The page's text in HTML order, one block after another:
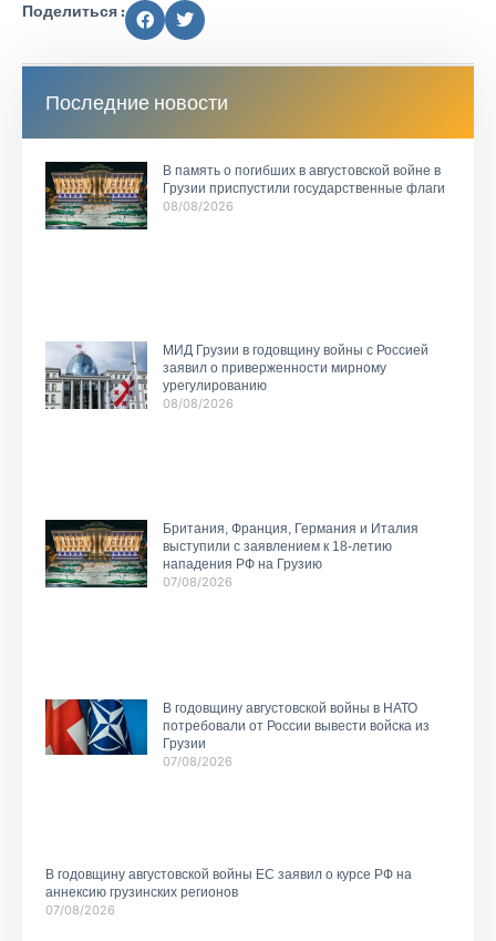
Поделиться :
Последние новости
В память о погибших в августовской войне в
Грузии приспустили государственные флаги
08/08/2026
МИД Грузии в годовщину войны с Россией
заявил о приверженности мирному
урегулированию
08/08/2026
Британия, Франция, Германия и Италия
выступили с заявлением к 18-летию
нападения РФ на Грузию
07/08/2026
В годовщину августовской войны в НАТО
потребовали от России вывести войска из
Грузии
07/08/2026
В годовщину августовской войны ЕС заявил о курсе РФ на
аннексию грузинских регионов
07/08/2026